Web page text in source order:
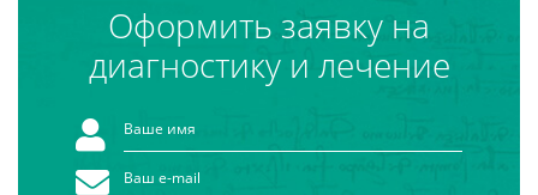
Оформить заявку на
диагностику и лечение